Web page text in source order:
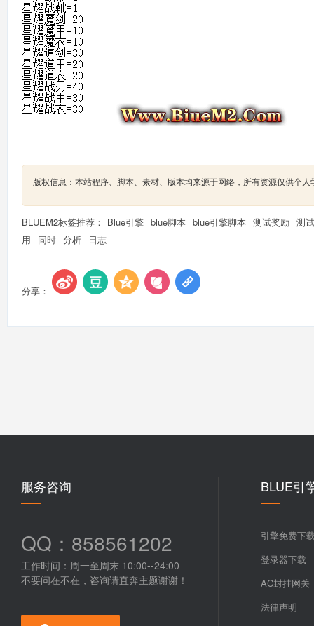
版权信息：本站程序、脚本、素材、版本均来源于网络，所有资源仅供个
BLUEM2标签推荐： Blue引擎 blue脚本 blue引擎脚本 测试奖励 测
用
同时 分析 日志
分享：
服务咨询
QQ：858561202
工作时间：周一至周末 10:00--24:00
不要问在不在，咨询请直奔主题谢谢！
BLUE引
引擎免费下
登录器下载
AC封挂网关
法律声明